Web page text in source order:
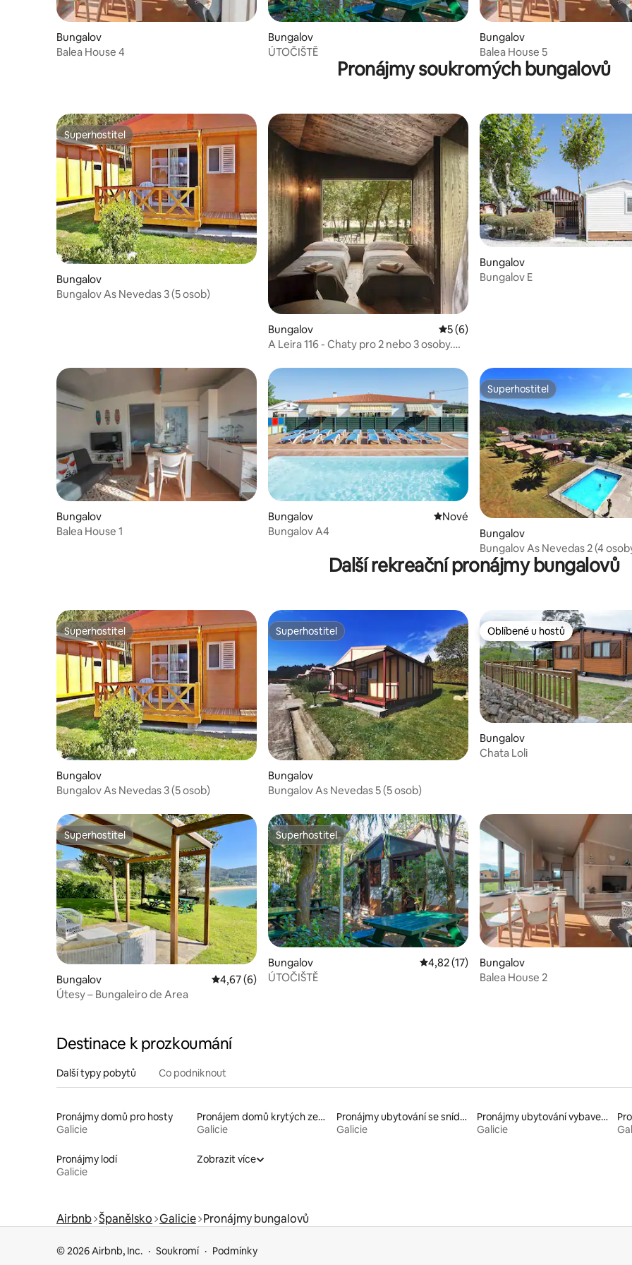
Bungalov
Balea House 4
Bungalov
ÚTOČIŠTĚ
Bungalov
Balea House 5
Pronájmy soukromých bungalovů
Superhostitel
Superhostitel
Bungalov
Bungalov As Nevedas 3 (5 osob)
Bungalov Průměrné hodnocení 5 z 5, 6 hodnocení
5 (6)
A Leira 116 - Chaty pro 2 nebo 3 osoby.
Bungalov
Bungalov E
Bungalov
Balea House 1
Bungalov Nové ubytování
Nové
Bungalov A4
Superhostitel
Superhostitel
Bungalov
Bungalov As Nevedas 2 (4
Další rekreační pronájmy bungalovů
Superhostitel
Superhostitel
Bungalov
Bungalov As Nevedas 3 (5 osob)
Superhostitel
Superhostitel
Bungalov
Bungalov As Nevedas 5 (5 osob)
Oblíbené u hostů
Oblíbené u hostů
Bungalov
Chata Loli
Superhostitel
Superhostitel
Bungalov Průměrné hodnocení 4,67 z 5, 6 hodnocení
4,67 (6)
Útesy – Bungaleiro de Area
Superhostitel
Superhostitel
Bungalov Průměrné hodnocení 4,82 z 5, 17 hodnocení
4,82 (17)
ÚTOČIŠTĚ
Bungalov
Balea House 2
Destinace k prozkoumání
Další typy pobytů Co podniknout
Pronájmy domů pro hosty
Galicie
Pronájem domů krytých zemí
Galicie
Pronájmy ubytování se snídaní
Galicie
Pronájmy ubytování vybavených kajakem
Galicie
Pronájmy lodí
Galicie
Zobrazit více
Airbnb Španělsko Galicie Pronájmy bungalovů
© 2026 Airbnb, Inc. Soukromí Podmínky